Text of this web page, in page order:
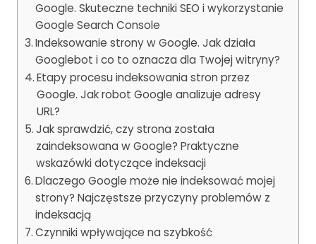
Google. Skuteczne techniki SEO i wykorzystanie
Google Search Console
Indeksowanie strony w Google. Jak działa
Googlebot i co to oznacza dla Twojej witryny?
Etapy procesu indeksowania stron przez
Google. Jak robot Google analizuje adresy
URL?
Jak sprawdzić, czy strona została
zaindeksowana w Google? Praktyczne
wskazówki dotyczące indeksacji
Dlaczego Google może nie indeksować mojej
strony? Najczęstsze przyczyny problemów z
indeksacją
Czynniki wpływające na szybkość